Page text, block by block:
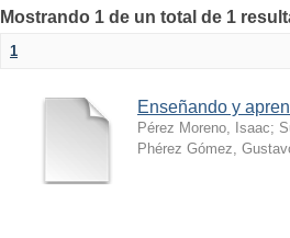
Mostrando 1 de un total de 1
1
Enseñando y
Pérez Moreno, Isaac;
Phérez Gómez,